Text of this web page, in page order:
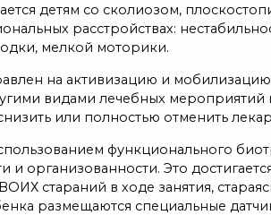
детям со сколиозом,
расстройствах:
мелкой моторики.
на активизацию и
видами лечебных мероприятий
или полностью отменить
функционального
и организованности. Это
стараний в ходе занятия,
размещаются специальные